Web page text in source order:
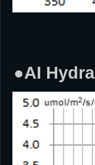
●AI Hydra